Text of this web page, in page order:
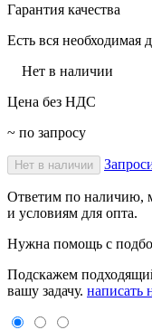
Гарантия качества
Есть вся необходимая
Нет в наличии
Цена без НДС
~ по запросу
Нет в наличии
Ответим по наличию,
и условиям для опта.
Нужна помощь с
Подскажем
вашу задачу. написать